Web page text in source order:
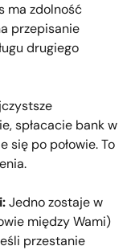
ma zdolność
przepisanie
drugiego
spłacacie bank w
się po połowie. To
Jedno zostaje w
między Wami)
przestanie